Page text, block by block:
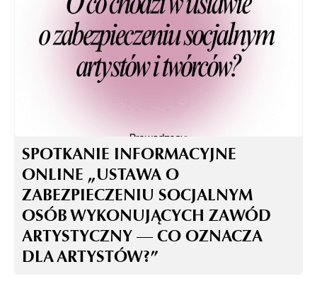
SPOTKANIE INFORMACYJNE
ONLINE „USTAWA O
ZABEZPIECZENIU SOCJALNYM
OSÓB WYKONUJĄCYCH ZAWÓD
ARTYSTYCZNY — CO OZNACZA
DLA ARTYSTÓW?”